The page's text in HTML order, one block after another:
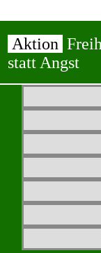
Aktion
statt Angst